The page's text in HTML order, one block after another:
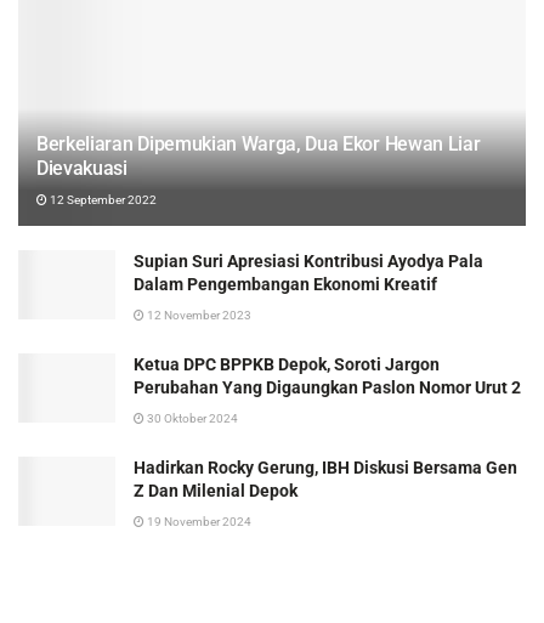
Berkeliaran Dipemukian Warga, Dua Ekor Hewan Liar
Dievakuasi
12 September 2022
Supian Suri Apresiasi Kontribusi Ayodya Pala
Dalam Pengembangan Ekonomi Kreatif
12 November 2023
Ketua DPC BPPKB Depok, Soroti Jargon
Perubahan Yang Digaungkan Paslon Nomor Urut 2
30 Oktober 2024
Hadirkan Rocky Gerung, IBH Diskusi Bersama Gen
Z Dan Milenial Depok
19 November 2024